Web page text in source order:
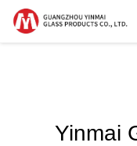
ПродуктиYinmai